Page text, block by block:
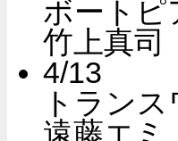
ボートピ
竹上真司
4/13
トラン
遠藤エミ